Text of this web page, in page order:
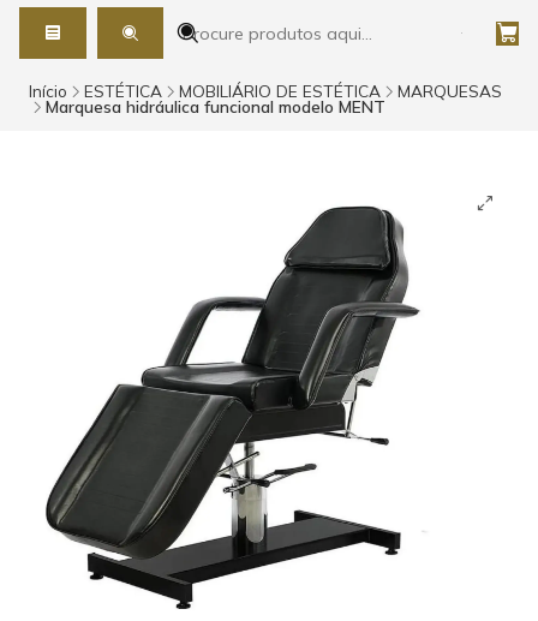
Início ESTÉTICA MOBILIÁRIO DE ESTÉTICA MARQUESAS
Marquesa hidráulica funcional modelo MENT